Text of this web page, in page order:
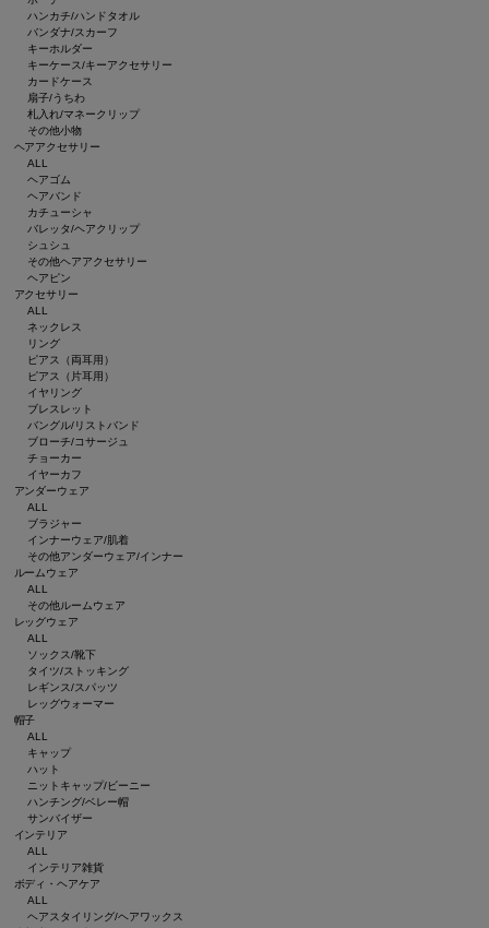
ハンカチ/ハンドタオル
バンダナ/スカーフ
キーホルダー
キーケース/キーアクセサリー
カードケース
扇子/うちわ
札入れ/マネークリップ
その他小物
ヘアアクセサリー
ALL
ヘアゴム
ヘアバンド
カチューシャ
バレッタ/ヘアクリップ
シュシュ
その他ヘアアクセサリー
ヘアピン
アクセサリー
ALL
ネックレス
リング
ピアス（両耳用）
ピアス（片耳用）
イヤリング
ブレスレット
バングル/リストバンド
ブローチ/コサージュ
チョーカー
イヤーカフ
アンダーウェア
ALL
ブラジャー
インナーウェア/肌着
その他アンダーウェア/インナー
ルームウェア
ALL
その他ルームウェア
レッグウェア
ALL
ソックス/靴下
タイツ/ストッキング
レギンス/スパッツ
レッグウォーマー
帽子
ALL
キャップ
ハット
ニットキャップ/ビーニー
ハンチング/ベレー帽
サンバイザー
インテリア
ALL
インテリア雑貨
ボディ・ヘアケア
ALL
ヘアスタイリング/ヘアワックス